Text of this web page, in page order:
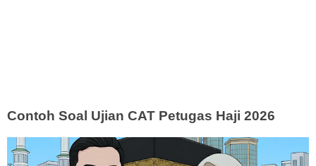
Contoh Soal Ujian CAT Petugas Haji 2026